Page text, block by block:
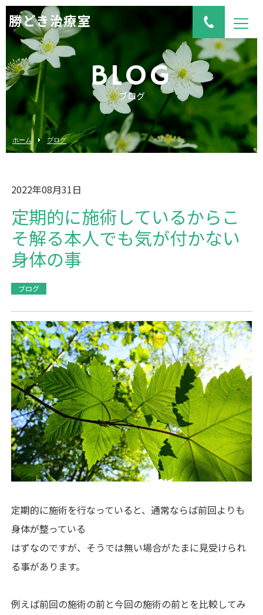
勝どき治療室
BLOG
ブログ
ホーム ブログ
2022年08月31日
定期的に施術しているからこ
そ解る本人でも気が付かない
身体の事
ブログ
定期的に施術を行なっていると、通常ならば前回よりも
身体が整っている
はずなのですが、そうでは無い場合がたまに見受けられ
る事があります。
例えば前回の施術の前と今回の施術の前とを比較してみ